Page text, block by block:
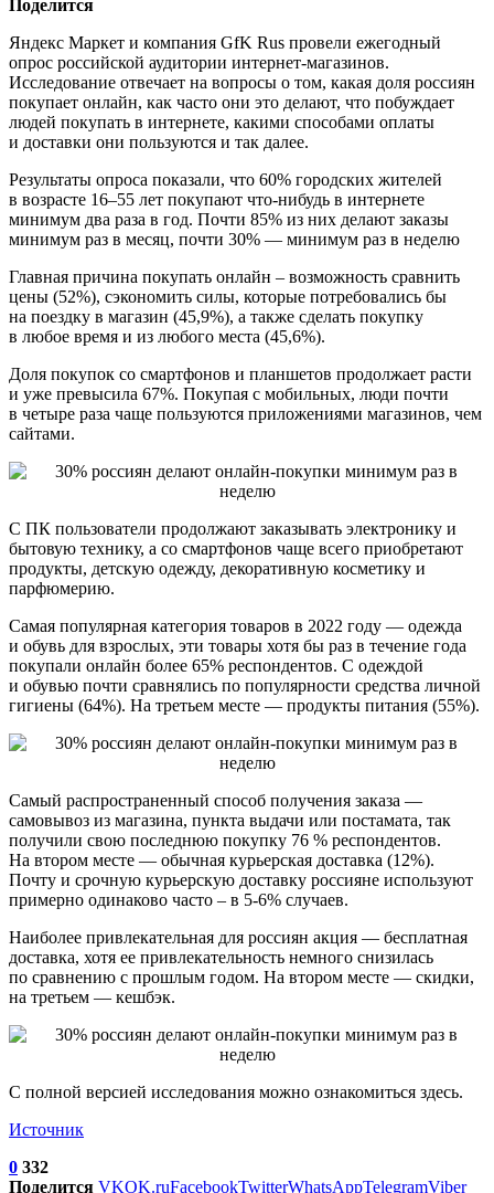
Поделится
Яндекс Маркет и компания GfK Rus провели ежегодный
опрос российской аудитории интернет-магазинов.
Исследование отвечает на вопросы о том, какая доля россиян
покупает онлайн, как часто они это делают, что побуждает
людей покупать в интернете, какими способами оплаты
и доставки они пользуются и так далее.
Результаты опроса показали, что 60% городских жителей
в возрасте 16–55 лет покупают что-нибудь в интернете
минимум два раза в год. Почти 85% из них делают заказы
минимум раз в месяц, почти 30% — минимум раз в неделю
Главная причина покупать онлайн – возможность сравнить
цены (52%), сэкономить силы, которые потребовались бы
на поездку в магазин (45,9%), а также сделать покупку
в любое время и из любого места (45,6%).
Доля покупок со смартфонов и планшетов продолжает расти
и уже превысила 67%. Покупая с мобильных, люди почти
в четыре раза чаще пользуются приложениями магазинов, чем
сайтами.
С ПК пользователи продолжают заказывать электронику и
бытовую технику, а со смартфонов чаще всего приобретают
продукты, детскую одежду, декоративную косметику и
парфюмерию.
Самая популярная категория товаров в 2022 году — одежда
и обувь для взрослых, эти товары хотя бы раз в течение года
покупали онлайн более 65% респондентов. С одеждой
и обувью почти сравнялись по популярности средства личной
гигиены (64%). На третьем месте — продукты питания (55%).
Самый распространенный способ получения заказа —
самовывоз из магазина, пункта выдачи или постамата, так
получили свою последнюю покупку 76 % респондентов.
На втором месте — обычная курьерская доставка (12%).
Почту и срочную курьерскую доставку россияне используют
примерно одинаково часто – в 5-6% случаев.
Наиболее привлекательная для россиян акция — бесплатная
доставка, хотя ее привлекательность немного снизилась
по сравнению с прошлым годом. На втором месте — скидки,
на третьем — кешбэк.
С полной версией исследования можно ознакомиться здесь.
Источник
0 332
Поделится VKOK.ruFacebookTwitterWhatsAppTelegramViber